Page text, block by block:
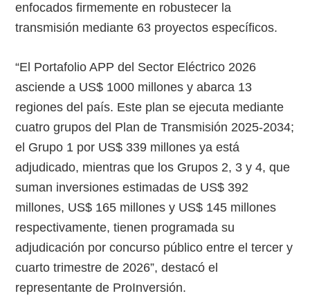
enfocados firmemente en robustecer la
transmisión mediante 63 proyectos específicos.
“El Portafolio APP del Sector Eléctrico 2026
asciende a US$ 1000 millones y abarca 13
regiones del país. Este plan se ejecuta mediante
cuatro grupos del Plan de Transmisión 2025-2034;
el Grupo 1 por US$ 339 millones ya está
adjudicado, mientras que los Grupos 2, 3 y 4, que
suman inversiones estimadas de US$ 392
millones, US$ 165 millones y US$ 145 millones
respectivamente, tienen programada su
adjudicación por concurso público entre el tercer y
cuarto trimestre de 2026”, destacó el
representante de ProInversión.